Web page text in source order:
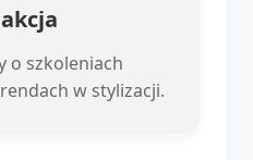
o szkoleniach
w stylizacji.